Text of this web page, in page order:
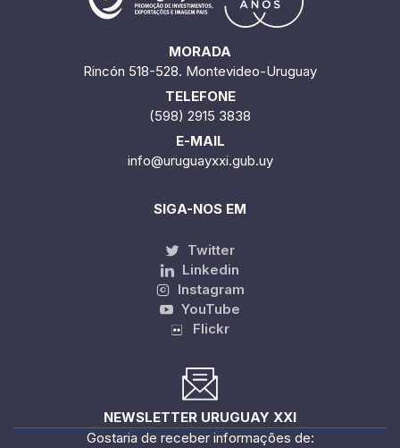
MORADA
Rincón 518-528. Montevideo-Uruguay
TELEFONE
(598) 2915 3838
E-MAIL
info@uruguayxxi.gub.uy
SIGA-NOS EM
Twitter
Linkedin
Instagram
YouTube
Flickr
NEWSLETTER URUGUAY XXI
Gostaria de receber informações de: